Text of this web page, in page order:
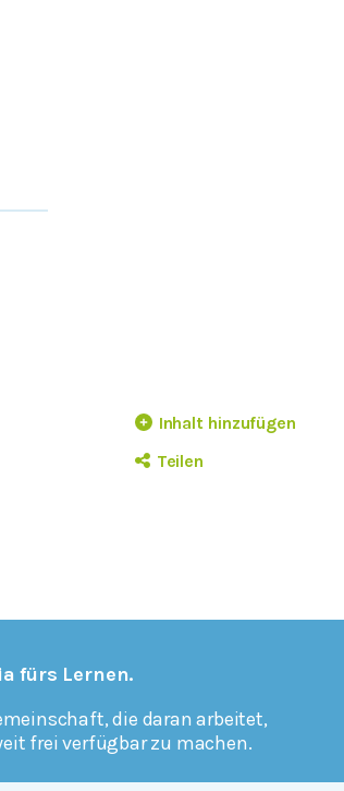
Inhalt hinzufügen
Teilen
fürs Lernen.
die daran arbeitet,
frei verfügbar zu machen.